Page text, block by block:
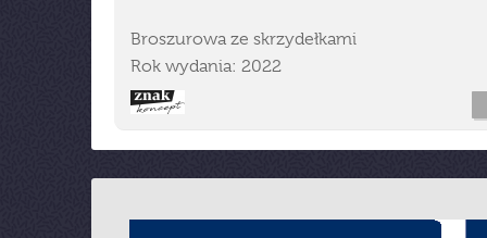
Broszurowa ze skrzydełkami
Rok wydania: 2022